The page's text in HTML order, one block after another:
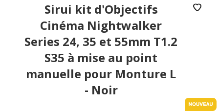
Sirui kit d'Objectifs
Cinéma Nightwalker
Series 24, 35 et 55mm T1.2
S35 à mise au point
manuelle pour Monture L
- Noir